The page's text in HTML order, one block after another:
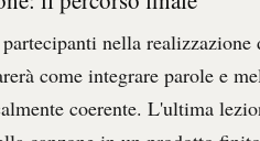
nella realizzazione
come integrare parole e
coerente. L'ultima